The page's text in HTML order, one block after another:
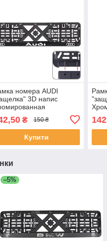
номера AUDI
3D напис
₴ 150 ₴
Купити
–5%